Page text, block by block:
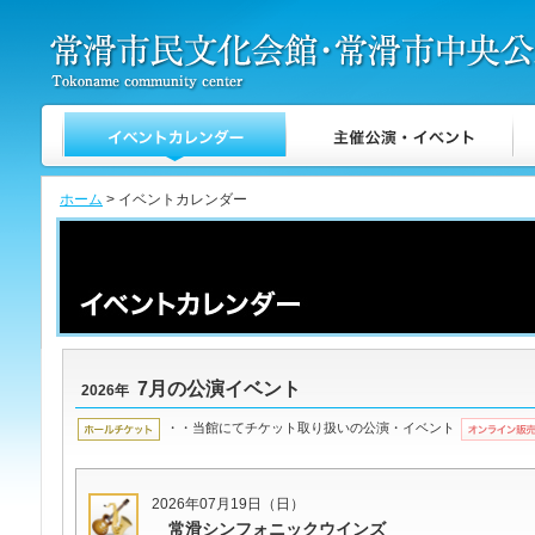
ホーム > イベントカレンダー
2026年 7月の公演イベント
・・当館にてチケット取り扱いの公演・イベント
2026年07月19日（日）
常滑シンフォニックウインズ